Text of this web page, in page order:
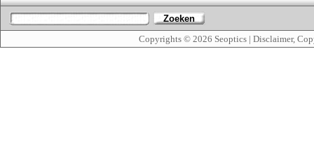
Zoeken
Copyrights © 2026 Seoptics | Disclaimer,